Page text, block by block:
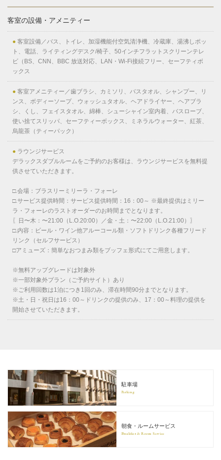
客室の設備・アメニティー
● 客室設備／バス、トイレ、加湿機能付空気清浄機、冷蔵庫、湯沸しポッ
ト、電話、ライティングデスク/椅子、50インチフラットスクリーンテレ
ビ（BS、CNN、BBC 放送対応、LAN・Wi-Fi接続フリー、セーフティボ
ックス
● 客室アメニティー／歯ブラシ、カミソリ、バスタオル、シャンプー、リ
ンス、ボディーソープ、ウォッシュタオル、ヘアドライヤー、ヘアブラ
シ、くし、フェイスタオル、綿棒、シューシャイン室内着、バスローブ、
使い捨てスリッパ、セーフティーボックス、ミネラルウォーター、紅茶、
烏龍茶（ティーパック）
● ラウンジサービス
デラックスダブルルームをご予約のお客様は、ラウンジサービスを無料提
供させていただきます。
□.会場：ブラスリーミリーラ・フォーレ
□.サービス提供時間：サービス提供時間：16：00～ ※最終提供はミリー
ラ・フォーレのラストオーダーのお時間までとなります。
〖日〜木：〜21:00（L.O.20:00）／金・土：〜22:00（L.O.21:00）〗
□.内容：ビール・ワイン他アルーコール類・ソフトドリンク各種フリード
リンク（セルフサービス）
□アミューズ：簡単なおつまみ類をブッフェ形式にてご用意します。
※無料アップグレードは対象外
※一部対象外プラン（ご予約サイト）あり
※ご利用回数は1泊につき1回のみ、滞在時間90分までとなります。
※土・日・祝日は16：00～ドリンクの提供のみ、17：00～料理の提供を
開始させていただきます。
駐車場
Parking
朝食・ルームサービス
Breakfast & Room Service